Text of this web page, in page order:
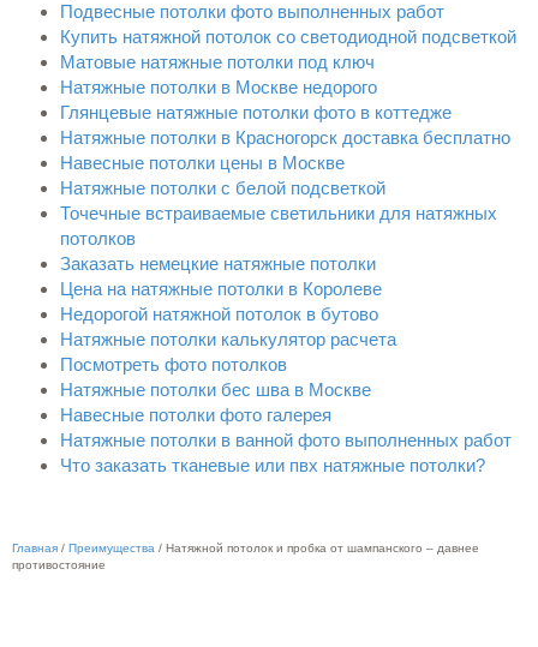
Подвесные потолки фото выполненных работ
Купить натяжной потолок со светодиодной подсветкой
Матовые натяжные потолки под ключ
Натяжные потолки в Москве недорого
Глянцевые натяжные потолки фото в коттедже
Натяжные потолки в Красногорск доставка бесплатно
Навесные потолки цены в Москве
Натяжные потолки с белой подсветкой
Точечные встраиваемые светильники для натяжных
потолков
Заказать немецкие натяжные потолки
Цена на натяжные потолки в Королеве
Недорогой натяжной потолок в бутово
Натяжные потолки калькулятор расчета
Посмотреть фото потолков
Натяжные потолки бес шва в Москве
Навесные потолки фото галерея
Натяжные потолки в ванной фото выполненных работ
Что заказать тканевые или пвх натяжные потолки?
Главная / Преимущества / Натяжной потолок и пробка от шампанского – давнее
противостояние